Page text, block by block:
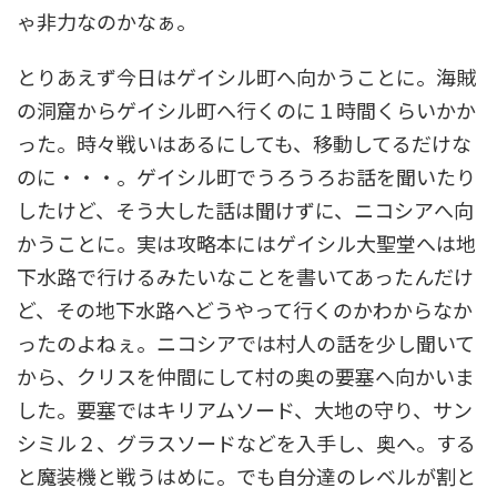
ゃ非力なのかなぁ。
とりあえず今日はゲイシル町へ向かうことに。海賊
の洞窟からゲイシル町へ行くのに１時間くらいかか
った。時々戦いはあるにしても、移動してるだけな
のに・・・。ゲイシル町でうろうろお話を聞いたり
したけど、そう大した話は聞けずに、ニコシアへ向
かうことに。実は攻略本にはゲイシル大聖堂へは地
下水路で行けるみたいなことを書いてあったんだけ
ど、その地下水路へどうやって行くのかわからなか
ったのよねぇ。ニコシアでは村人の話を少し聞いて
から、クリスを仲間にして村の奥の要塞へ向かいま
した。要塞ではキリアムソード、大地の守り、サン
シミル２、グラスソードなどを入手し、奥へ。する
と魔装機と戦うはめに。でも自分達のレベルが割と